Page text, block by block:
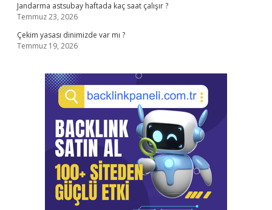
Jandarma astsubay haftada kaç saat çalışır ?
Temmuz 23, 2026
Çekim yasası dinimizde var mı ?
Temmuz 19, 2026